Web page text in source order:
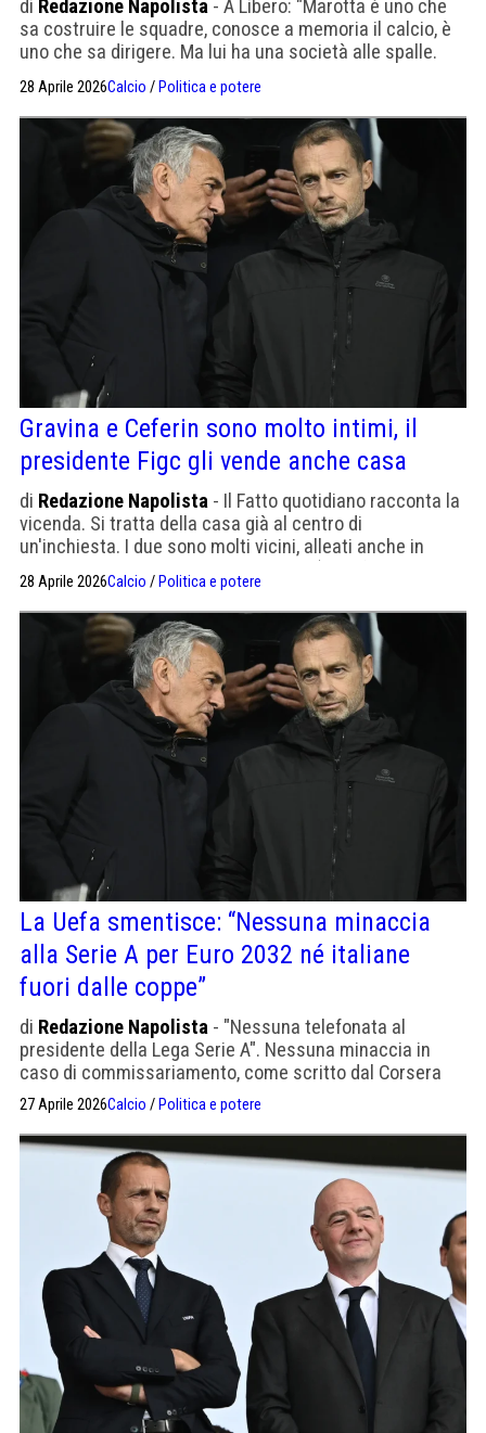
di Redazione Napolista - A Libero: "Marotta è uno che
sa costruire le squadre, conosce a memoria il calcio, è
uno che sa dirigere. Ma lui ha una società alle spalle.
28 Aprile 2026Calcio / Politica e potere
Gravina e Ceferin sono molto intimi, il
presidente Figc gli vende anche casa
di Redazione Napolista - Il Fatto quotidiano racconta la
vicenda. Si tratta della casa già al centro di
un'inchiesta. I due sono molti vicini, alleati anche in
questa battaglia di potere per la Figc (la Uefa è contro il
commissariamento)
28 Aprile 2026Calcio / Politica e potere
La Uefa smentisce: “Nessuna minaccia
alla Serie A per Euro 2032 né italiane
fuori dalle coppe”
di Redazione Napolista - "Nessuna telefonata al
presidente della Lega Serie A". Nessuna minaccia in
caso di commissariamento, come scritto dal Corsera
27 Aprile 2026Calcio /Politica e potere